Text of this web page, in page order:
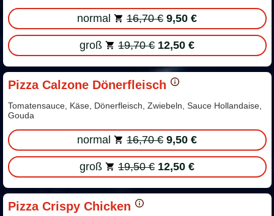
normal 16,70 € 9,50 €
groß 19,70 € 12,50 €
Pizza Calzone Dönerfleisch
Tomatensauce, Käse, Dönerfleisch, Zwiebeln, Sauce Hollandaise,
Gouda
normal 16,70 € 9,50 €
groß 19,50 € 12,50 €
Pizza Crispy Chicken